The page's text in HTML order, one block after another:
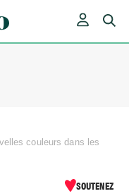
couleurs dans les
SOUTENEZ